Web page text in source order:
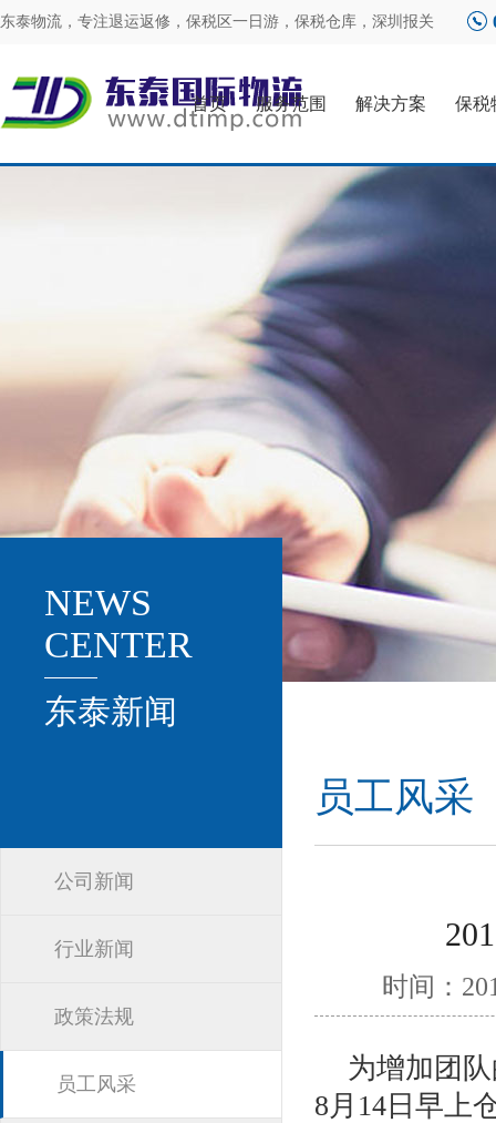
东泰物流，专注退运返修 ， 保税区一日游 ， 保税仓库 ， 深圳报关
首页 服务范围 解决方案 保税
NEWS
CENTER
东泰新闻
公司新闻
行业新闻
政策法规
员工风采
员工风采
时间：
为增加团
8月14日早上